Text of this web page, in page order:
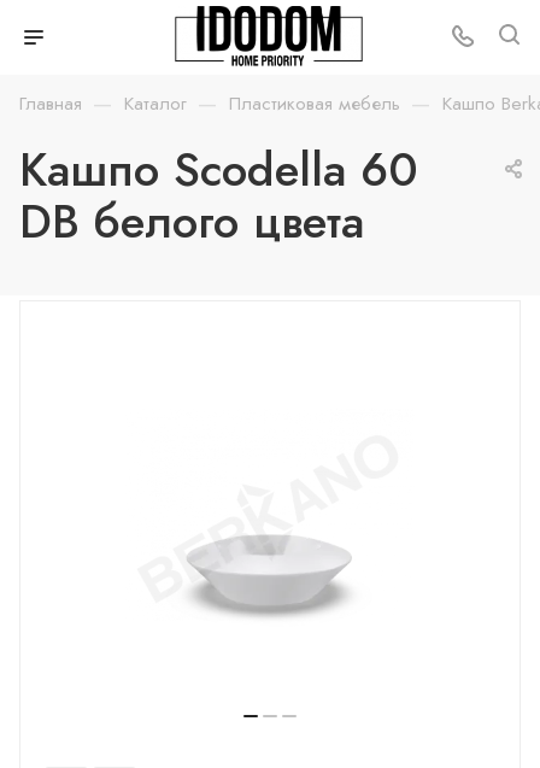
Главная — Каталог — Пластиковая мебель — Кашпо
Кашпо Scodella 60
DB белого цвета